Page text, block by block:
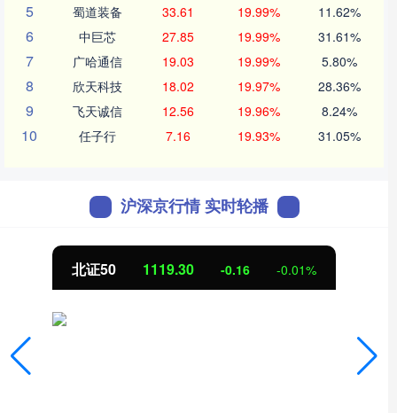
5 蜀道装备 33.61 19.99% 11.62%
6 中巨芯 27.85 19.99% 31.61%
7 广哈通信 19.03 19.99% 5.80%
8 欣天科技 18.02 19.97% 28.36%
9 飞天诚信 12.56 19.96% 8.24%
10 任子行 7.16 19.93% 31.05%
沪深京行情 实时轮播
北证50 1119.30 -0.16 -0.01%